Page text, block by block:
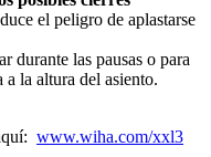
el peligro de aplastarse
durante las pausas o para
a la altura del asiento.
www.wiha.com/xxl3